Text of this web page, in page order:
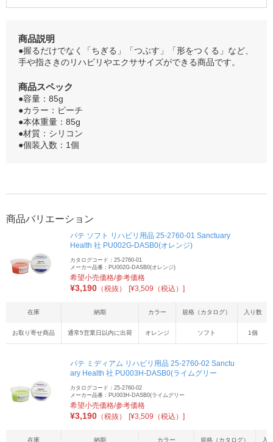
商品説明
●握るだけでなく「ちぎる」「つぶす」「形をつくる」など、
手や指さきのリハビリやエクササイズができる商品です。
商品スペック
●容量：85g
●カラー：ピーチ
●本体重量：85g
●材質：シリコン
●個装入数：1個
商品バリエーション
パテ ソフト リハビリ用品 25-2760-01 Sanctuary
Health 社 PU002G-DASB0(オレンジ)
カタログコード：25-2760-01
メーカー品番：PU002G-DASB0(オレンジ)
希望小売価格/参考価格
¥3,190 （税抜） [¥3,509（税込）]
在庫 納期 カラー 規格（カタログ） 入り数
お取り寄せ商品 通常5営業日以内に出荷 オレンジ ソフト 1個
パテ ミディアム リハビリ用品 25-2760-02 Sanctu
ary Health 社 PU003H-DASB0(ライムグリー
カタログコード：25-2760-02
メーカー品番：PU003H-DASB0(ライムグリー
希望小売価格/参考価格
¥3,190 （税抜） [¥3,509（税込）]
在庫 納期 カラー 規格（カタログ） 入